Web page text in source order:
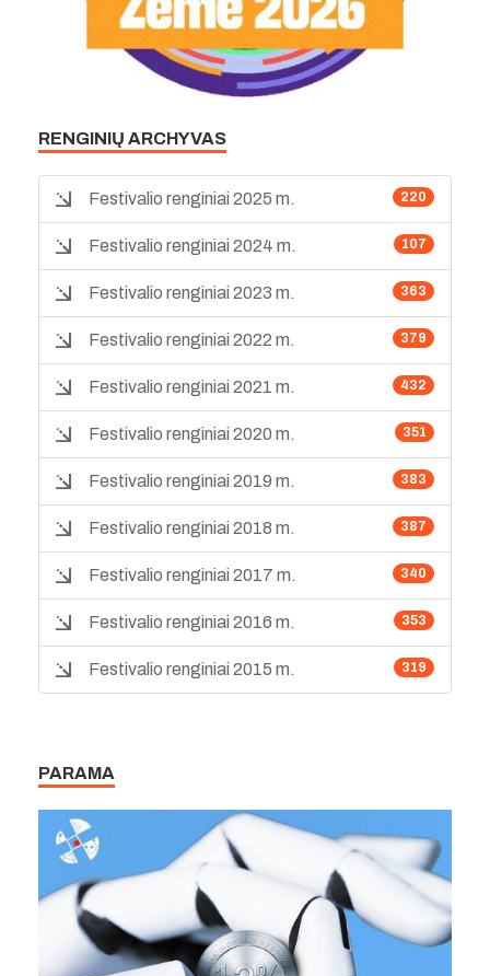
RENGINIŲ ARCHYVAS
220
Festivalio renginiai 2025 m.
107
Festivalio renginiai 2024 m.
363
Festivalio renginiai 2023 m.
379
Festivalio renginiai 2022 m.
432
Festivalio renginiai 2021 m.
351
Festivalio renginiai 2020 m.
383
Festivalio renginiai 2019 m.
387
Festivalio renginiai 2018 m.
340
Festivalio renginiai 2017 m.
353
Festivalio renginiai 2016 m.
319
Festivalio renginiai 2015 m.
PARAMA